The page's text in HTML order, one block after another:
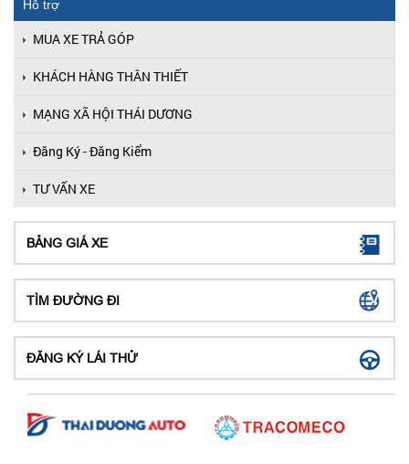
Hỗ trợ
MUA XE TRẢ GÓP
KHÁCH HÀNG THÂN THIẾT
MẠNG XÃ HỘI THÁI DƯƠNG
Đăng Ký - Đăng Kiểm
TƯ VẤN XE
BẢNG GIÁ XE
TÌM ĐƯỜNG ĐI
ĐĂNG KÝ LÁI THỬ